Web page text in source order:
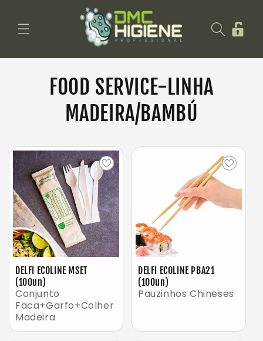
conteúdo
Iniciar
sessão
FOOD SERVICE-LINHA
MADEIRA/BAMBÚ
DELFI ECOLINE MSET
(100un)
Conjunto
Faca+Garfo+Colher
Madeira
DELFI ECOLINE PBA21
(100un)
Pauzinhos Chineses